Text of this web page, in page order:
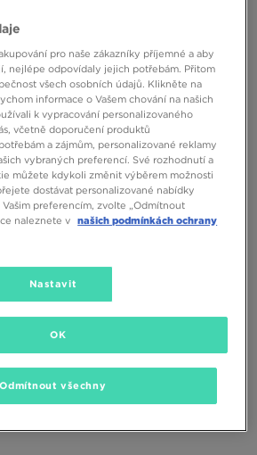
DRAWSTRING 2.0
pro naše zákazníky příjemné a aby
nejlépe odpovídaly jejich potřebám. Přitom
všech osobních údajů. Klikněte na
informace o Vašem chování na našich
k vypracování personalizovaného
včetně doporučení produktů
a zájmům, personalizované reklamy
vybraných preferencí. Své rozhodnutí a
můžete kdykoli změnit výběrem možnosti
dostávat personalizované nabídky
preferencím, zvolte „Odmítnout
naleznete v našich podmínkách ochrany
Nastavit
Odmítnout všechny
OK